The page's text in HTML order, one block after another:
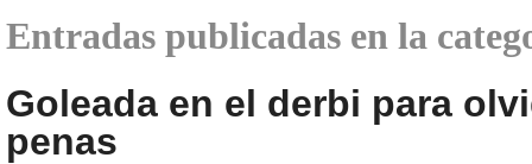
Entradas publicadas en la
Goleada en el derbi para
penas